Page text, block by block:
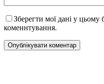
Зберегти мої дані у цьому
коменнтування.